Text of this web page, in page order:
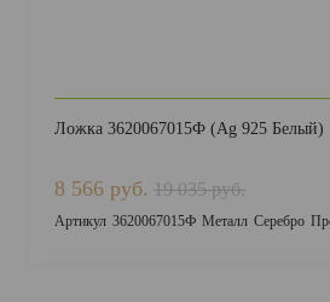
Ложка 3620067015Ф (Ag 925 Белый)
8 566 руб. 19 035 руб.
Артикул 3620067015Ф Металл Серебро